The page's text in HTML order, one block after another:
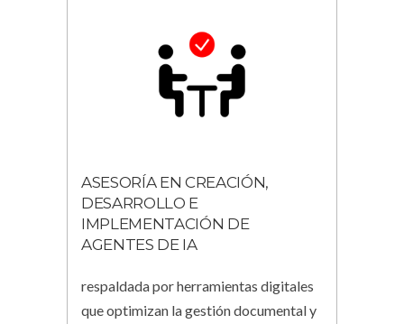
ASESORÍA EN CREACIÓN,
DESARROLLO E
IMPLEMENTACIÓN DE
AGENTES DE IA
respaldada por herramientas digitales
que optimizan la gestión documental y